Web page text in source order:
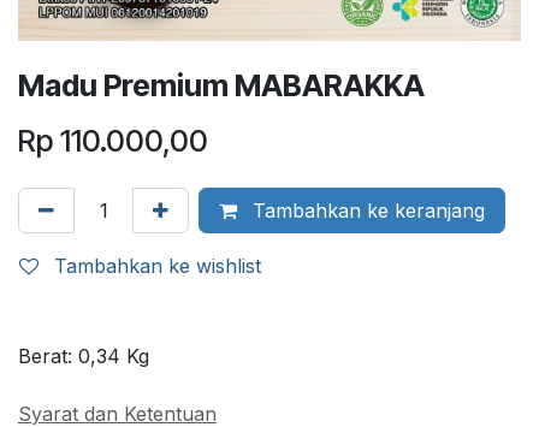
Madu Premium MABARAKKA
Rp 110.000,00
Tambahkan ke keranjang
Tambahkan ke wishlist
Berat: 0,34 Kg
Syarat dan Ketentuan